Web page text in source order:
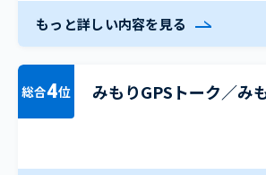
もっと詳しい内容を見る
総合4位 みもりGPSトーク／み